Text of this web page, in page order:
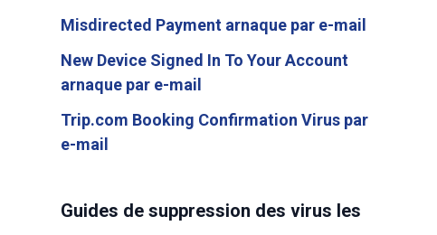
Misdirected Payment arnaque par e-mail
New Device Signed In To Your Account
arnaque par e-mail
Trip.com Booking Confirmation Virus par
e-mail
Guides de suppression des virus les